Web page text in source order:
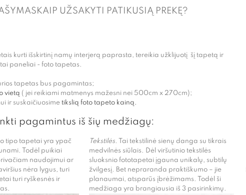
KAIP UŽSAKYTI PATIKUSIĄ PREKĘ?
kurti išskirtinį namų interjerą paprasta, tereikia užklijuotį šį tapetą ir
paneliai - foto tapetas.
tapetas bus pagamintas;
vietą ( jei reikiami matmenys mažesni nei 500cm x 270cm);
ir suskaičiuosime tikslią foto tapeto kainą.
pagamintus iš šių medžiagų:
tipo tapetai yra ypač
Todėl puikiai
naudojimui ar
nėra lygus, turi
turi ryškesnės ir
Tekstilės.
Tai tekstilinė sienų danga su tikrais
medvilnės siūlais. Dėl viršutinio tekstilės
sluoksnio fototapetai įgauna unikalų, subtilų
žvilgesį. Bet nepraranda praktiškumo – jie
planaumai, atsparūs įbrėžimams. Todėl ši
medžiaga yra brangiausia iš 3 pasirinkimų.